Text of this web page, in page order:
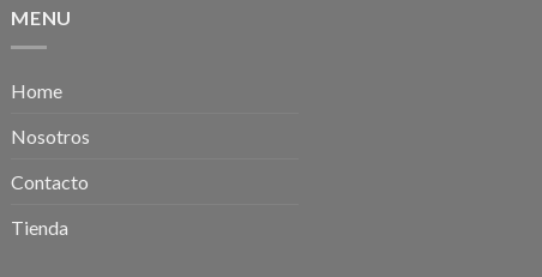
MENU
Home
Nosotros
Contacto
Tienda